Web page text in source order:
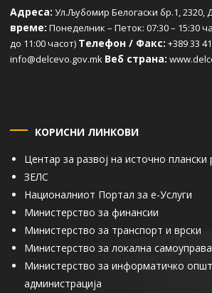
Адреса: Ул.Љубомир Белогаски бр.1, 2320,
време: Понеделник – Петок: 07:30 – 15:30
до 11:00 часот) Телефон / Факс: +389 33
info@delcevo.gov.mk Веб страна:
КОРИСНИ ЛИНКОВИ
Центар за развој на источно плански
ЗЕЛС
Националниот Портал за е-Услуги
Министерство за финансии
Министерство за транспорт и врски
Министерство за локална самоуправа
Министерство за информатичко
администрација